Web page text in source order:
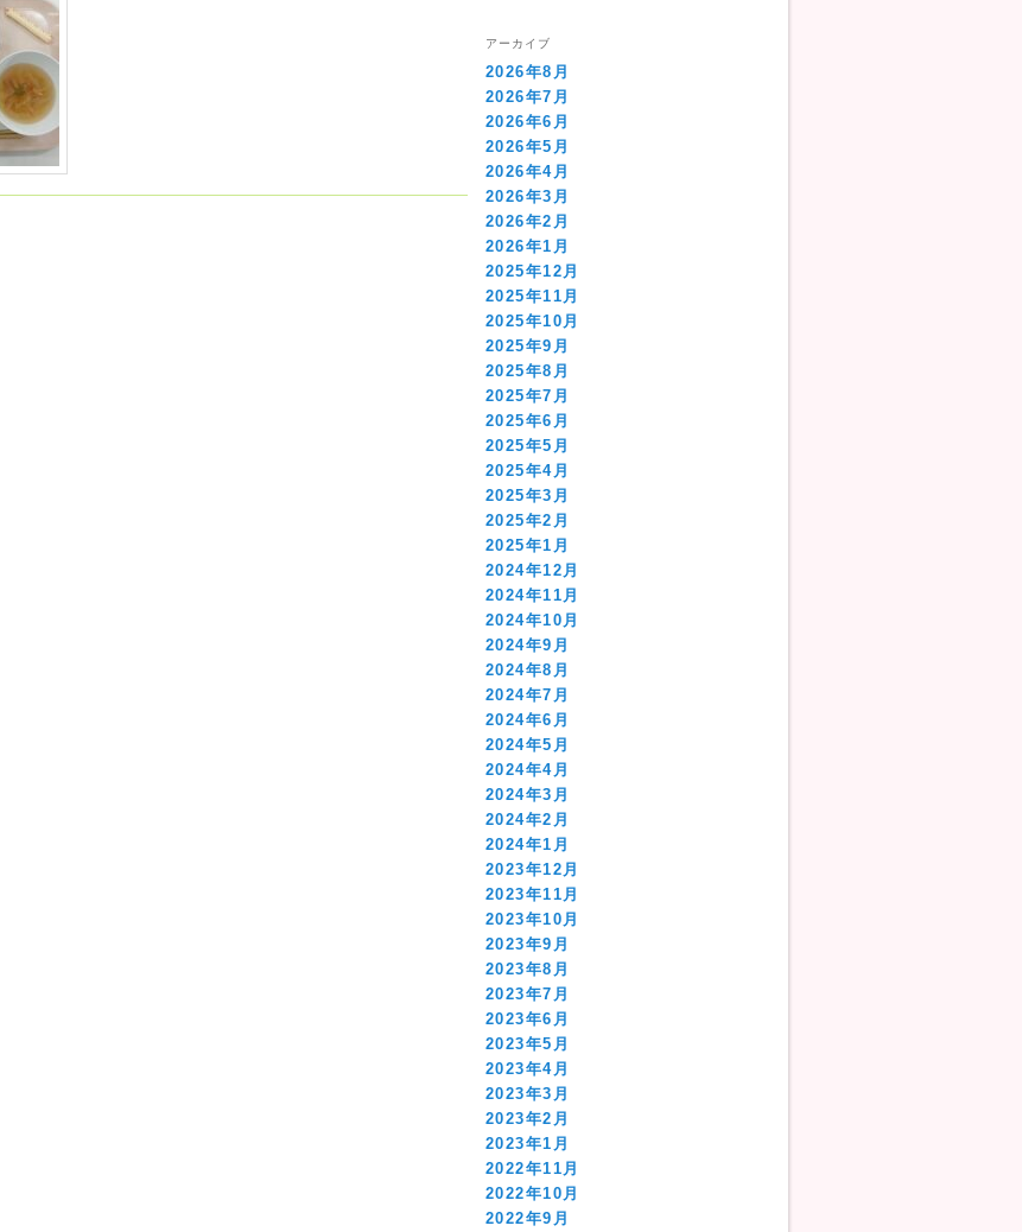
アーカイブ
2026年8月
2026年7月
2026年6月
2026年5月
2026年4月
2026年3月
2026年2月
2026年1月
2025年12月
2025年11月
2025年10月
2025年9月
2025年8月
2025年7月
2025年6月
2025年5月
2025年4月
2025年3月
2025年2月
2025年1月
2024年12月
2024年11月
2024年10月
2024年9月
2024年8月
2024年7月
2024年6月
2024年5月
2024年4月
2024年3月
2024年2月
2024年1月
2023年12月
2023年11月
2023年10月
2023年9月
2023年8月
2023年7月
2023年6月
2023年5月
2023年4月
2023年3月
2023年2月
2023年1月
2022年11月
2022年10月
2022年9月